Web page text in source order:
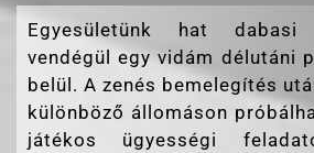
Egyesületünk hat
vendégül egy vidám délutáni
belül. A zenés bemelegítés
különböző állomáson
játékos ügyességi